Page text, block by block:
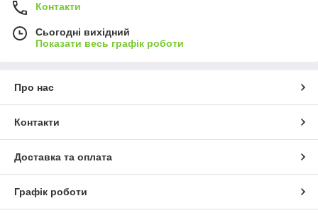
Контакти
Сьогодні вихідний
Показати весь графік роботи
Про нас
Контакти
Доставка та оплата
Графік роботи